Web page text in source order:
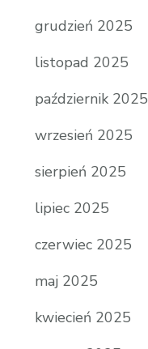
grudzień 2025
listopad 2025
październik 2025
wrzesień 2025
sierpień 2025
lipiec 2025
czerwiec 2025
maj 2025
kwiecień 2025